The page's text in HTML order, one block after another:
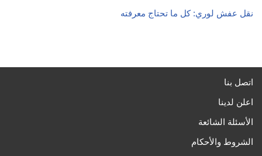
نقل عفش لوري: كل ما تحتاج معرفته
اتصل بنا
اعلن لدينا
الأسئلة الشائعة
الشروط والأحكام